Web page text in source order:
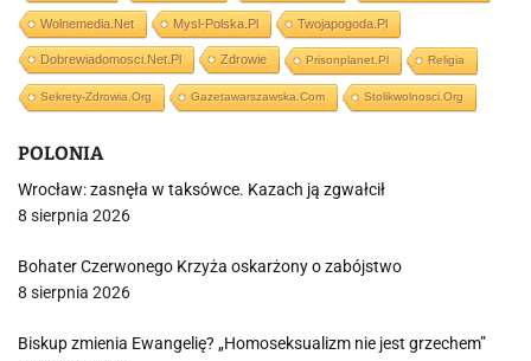
Wolnemedia.net Mysl-Polska.pl Twojapogoda.pl
Dobrewiadomosci.net.pl Zdrowie Prisonplanet.pl Religia
Sekrety-Zdrowia.org Gazetawarszawska.com Stolikwolnosci.org
POLONIA
Wrocław: zasnęła w taksówce. Kazach ją zgwałcił
8 sierpnia 2026
Bohater Czerwonego Krzyża oskarżony o zabójstwo
8 sierpnia 2026
Biskup zmienia Ewangelię? „Homoseksualizm nie jest grzechem”